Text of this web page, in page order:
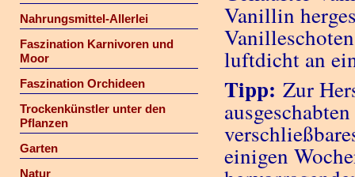
Nahrungsmittel-Allerlei
Faszination Karnivoren und
Moor
Faszination Orchideen
Trockenkünstler unter den
Pflanzen
Garten
Natur
Vanillin
luftdicht an
Tipp:Zur
einigen